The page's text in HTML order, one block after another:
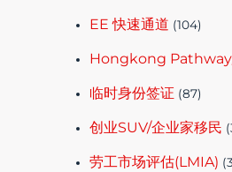
EE 快速通道 (104)
Hongkong
临时身份签证 (87)
创业SUV/企业家移民
劳工市场评估(LMIA)